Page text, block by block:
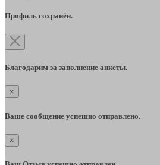
Профиль сохранён.
Благодарим за заполнение анкеты.
×
Ваше сообщение успешно отправлено.
×